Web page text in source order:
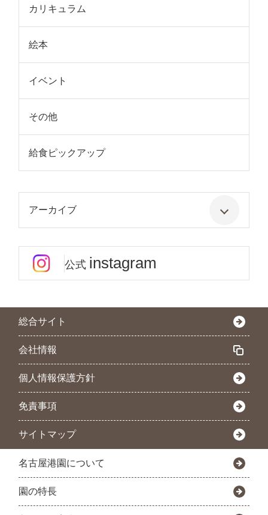
カリキュラム
絵本
イベント
その他
給食ピックアップ
アーカイブ
公式 instagram
総合サイト
会社情報
個人情報保護方針
免責事項
サイトマップ
名古屋港園について
園の特長